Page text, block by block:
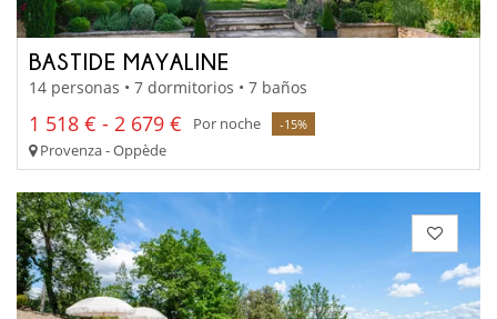
BASTIDE MAYALINE
14 personas • 7 dormitorios • 7 baños
1 518 € - 2 679 € Por noche -15%
Provenza - Oppède